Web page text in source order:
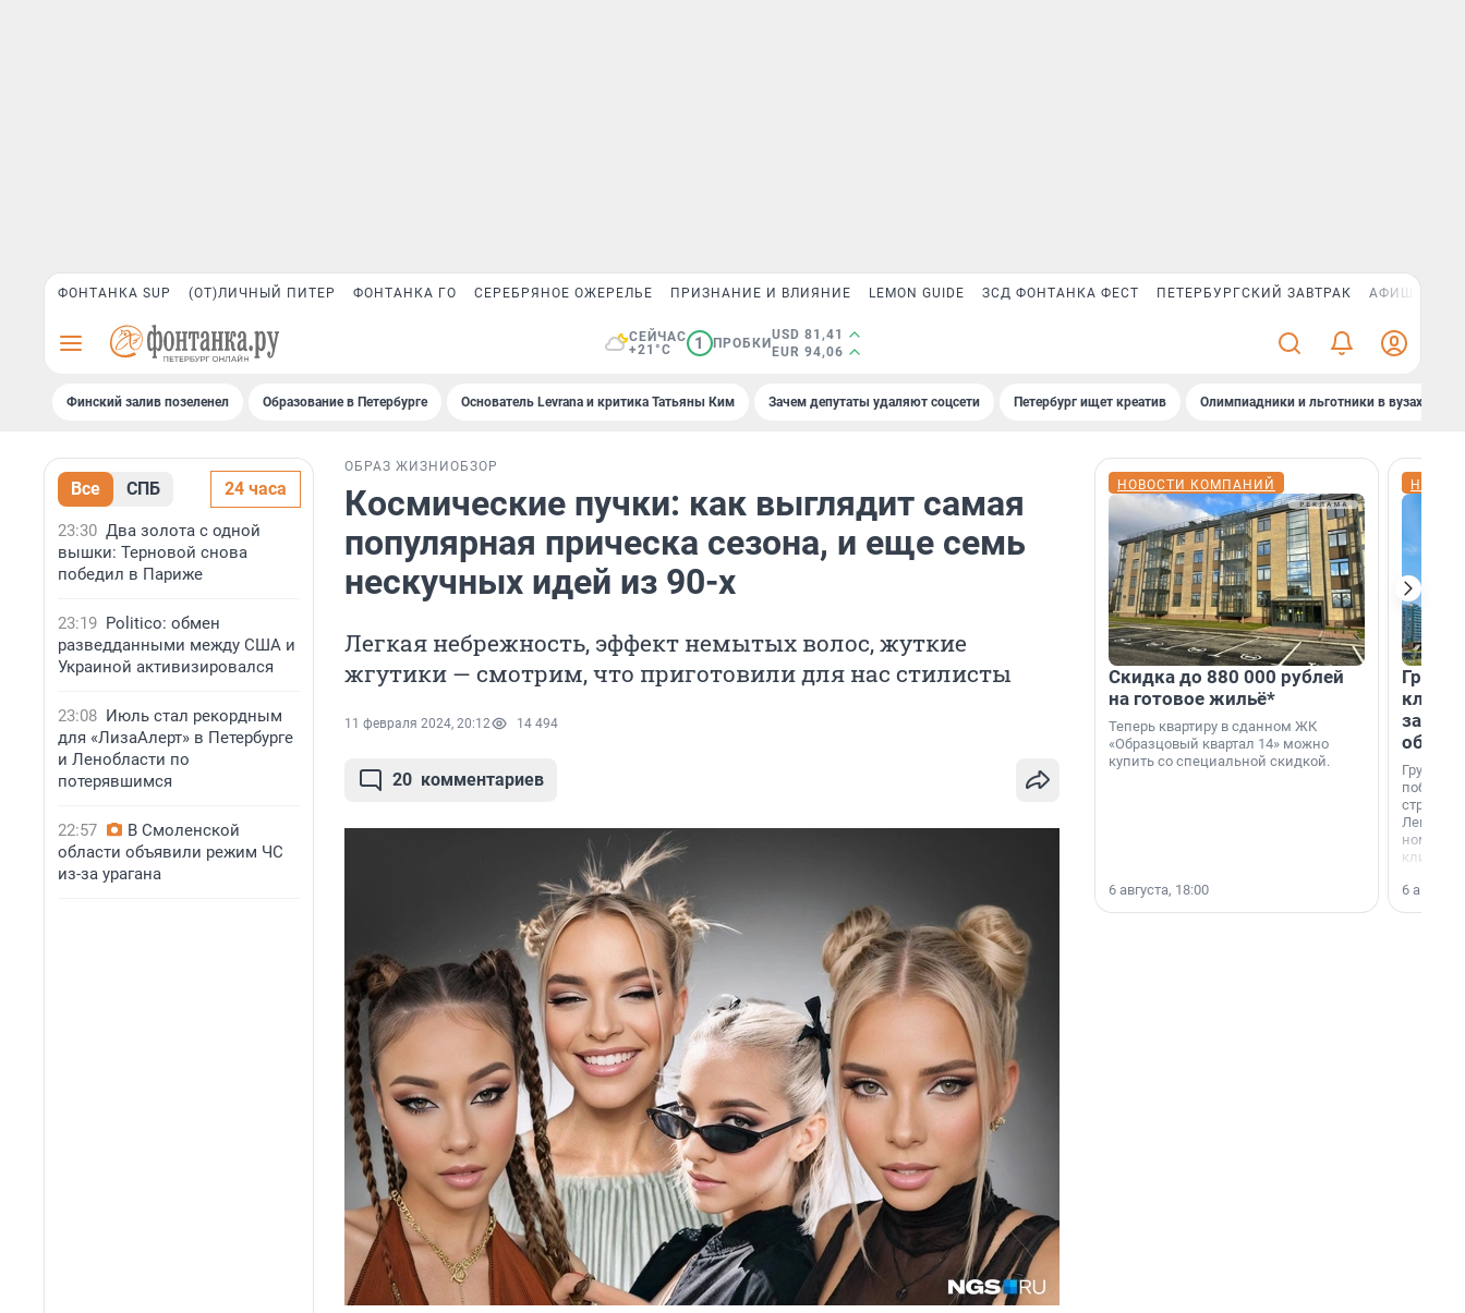
ФОНТАНКА SUP (ОТ)ЛИЧНЫЙ ПИТЕР ФОНТАНКА ГО СЕРЕБРЯНОЕ ОЖЕРЕЛЬЕ ПРИЗНАНИЕ И ВЛИЯНИЕ LEMON GUIDE ЗСД ФОНТАНКА ФЕСТ ПЕТЕРБУРГСКИЙ ЗАВТРАК АФИША PLUS
СЕЙЧАС
+21°C
1 ПРОБКИ
USD 81,41
EUR 94,06
Финский залив позеленел Образование в Петербурге Основатель Levrana и критика Татьяны Ким Зачем депутаты удаляют соцсети Петербург ищет креатив Олимпиадники и льготники в вузах СПб
Все СПБ 24 часа
23:30 Два золота с одной
вышки: Терновой снова
победил в Париже
23:19 Politico: обмен
разведданными между США и
Украиной активизировался
23:08 Июль стал рекордным
для «ЛизаАлерт» в Петербурге
и Ленобласти по
потерявшимся
22:57
В Смоленской
области объявили режим ЧС
из-за урагана
ОБРАЗ ЖИЗНИ ОБЗОР
Космические пучки: как выглядит самая
популярная прическа сезона, и еще семь
нескучных идей из 90-х
Легкая небрежность, эффект немытых волос, жуткие
жгутики — смотрим, что приготовили для нас стилисты
11 февраля 2024, 20:12 14 494
20 комментариев
НОВОСТИ КОМПАНИЙ
Скидка до 880 000 рублей
на готовое жильё*
Теперь квартиру в сданном ЖК
«Образцовый квартал 14» можно
купить со специальной скидкой.
6 августа, 18:00
Группа
области».
6